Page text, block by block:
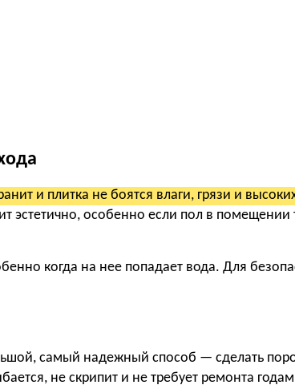
и плитка не боятся влаги, грязи и
эстетично, особенно если пол в помещении
когда на нее попадает вода. Для
самый надежный способ — сделать
не скрипит и не требует ремонта